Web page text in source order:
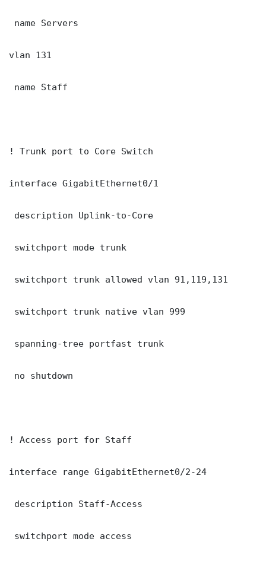
name Servers
vlan 131
name Staff
! Trunk port to Core Switch
interface GigabitEthernet0/1
description Uplink-to-Core
switchport mode trunk
switchport trunk allowed vlan 91,119,131
switchport trunk native vlan 999
spanning-tree portfast trunk
no shutdown
! Access port for Staff
interface range GigabitEthernet0/2-24
description Staff-Access
switchport mode access